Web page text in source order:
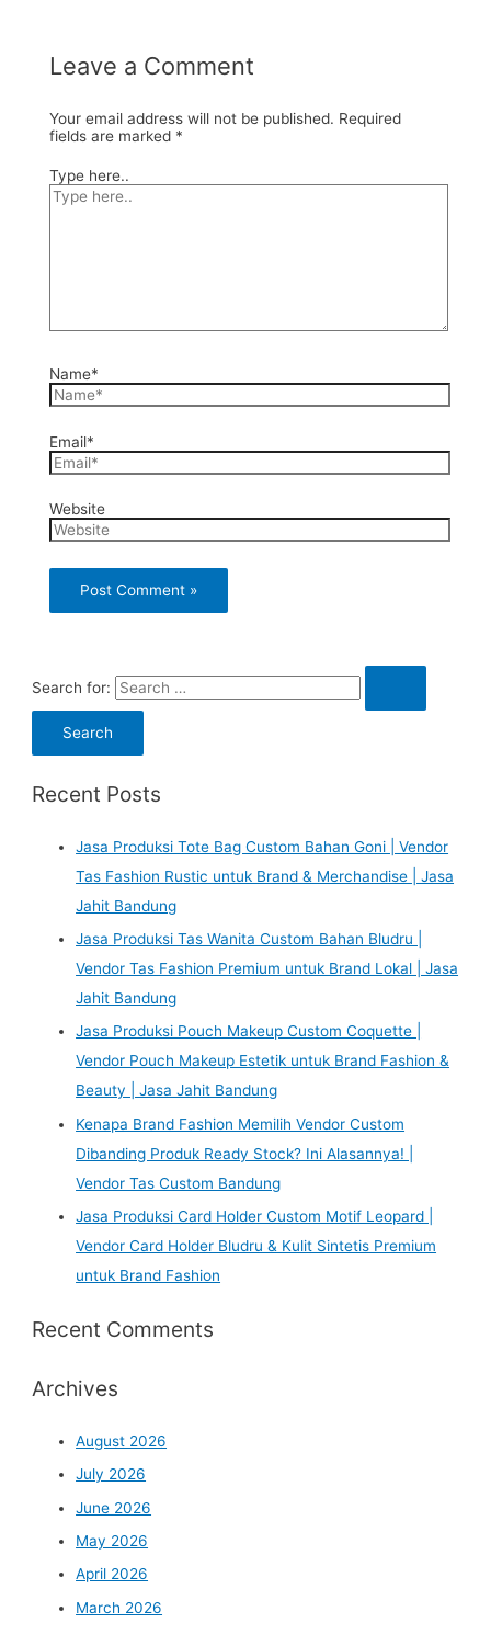
Leave a Comment
Your email address will not be published. Required
fields are marked *
Type here..
Name*
Email*
Website
Search for:
Recent Posts
Jasa Produksi Tote Bag Custom Bahan Goni | Vendor
Tas Fashion Rustic untuk Brand & Merchandise | Jasa
Jahit Bandung
Jasa Produksi Tas Wanita Custom Bahan Bludru |
Vendor Tas Fashion Premium untuk Brand Lokal | Jasa
Jahit Bandung
Jasa Produksi Pouch Makeup Custom Coquette |
Vendor Pouch Makeup Estetik untuk Brand Fashion &
Beauty | Jasa Jahit Bandung
Kenapa Brand Fashion Memilih Vendor Custom
Dibanding Produk Ready Stock? Ini Alasannya! |
Vendor Tas Custom Bandung
Jasa Produksi Card Holder Custom Motif Leopard |
Vendor Card Holder Bludru & Kulit Sintetis Premium
untuk Brand Fashion
Recent Comments
Archives
August 2026
July 2026
June 2026
May 2026
April 2026
March 2026